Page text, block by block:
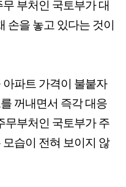
부처인 국토부가 대
손을 놓고 있다는 것이
파트 가격이 불붙자
꺼내면서 즉각 대응
무부처인 국토부가 주
습이 전혀 보이지 않